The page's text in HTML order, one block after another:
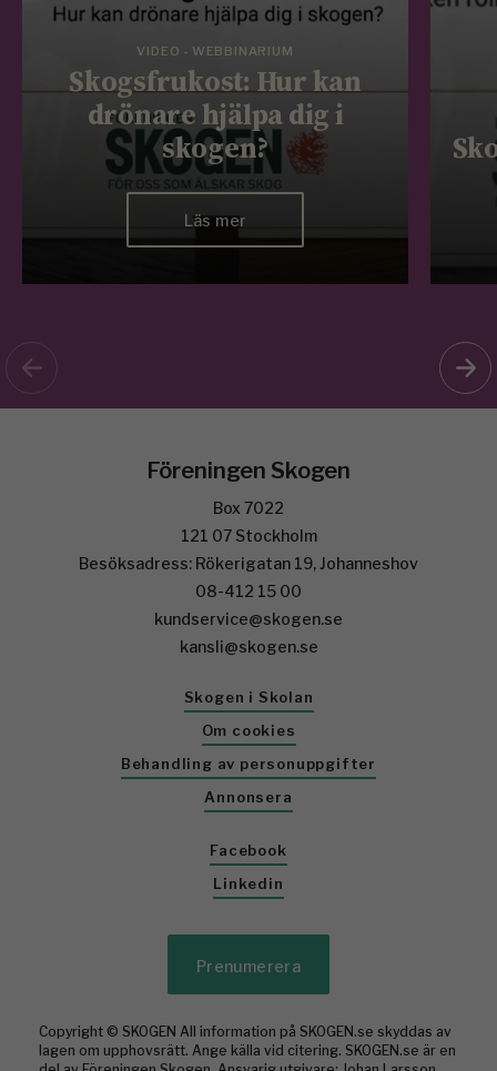
VIDEO - WEBBINARIUM
Skogsfrukost: Hur kan
drönare hjälpa dig i
skogen?
Läs mer
Föreningen Skogen
Box 7022
121 07 Stockholm
Besöksadress: Rökerigatan 19, Johanneshov
08-412 15 00
kundservice@skogen.se
kansli@skogen.se
Skogen i Skolan
Om cookies
Behandling av personuppgifter
Annonsera
Facebook
Linkedin
Prenumerera
Copyright © SKOGEN All information på SKOGEN.se skyddas av
lagen om upphovsrätt. Ange källa vid citering. SKOGEN.se är en